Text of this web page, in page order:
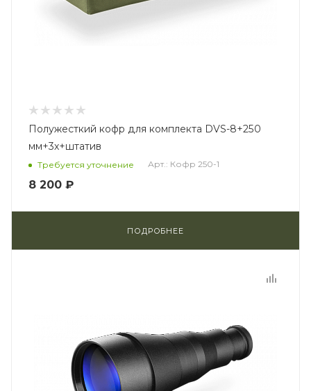
Полужесткий кофр для комплекта DVS-8+250
мм+3x+штатив
Требуется уточнение Арт.: Кофр 250-1
8 200 ₽
ПОДРОБНЕЕ